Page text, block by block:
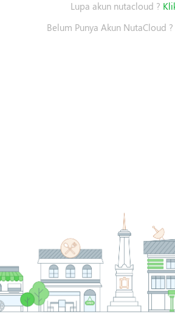
Lupa akun nutacloud ?
Belum Punya Akun NutaCloud ?